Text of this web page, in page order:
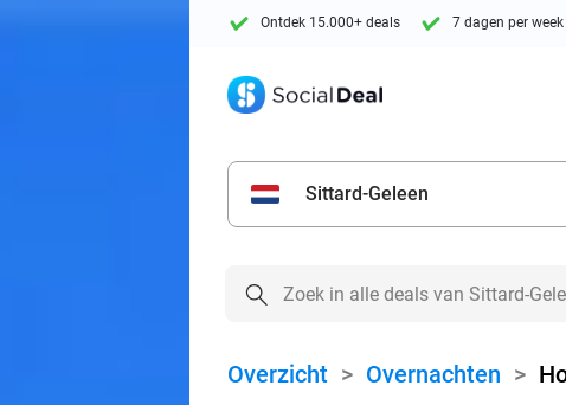
Ontdek 15.000+ deals 7 dagen per
Sittard-Geleen
Overzicht > Overnachten >